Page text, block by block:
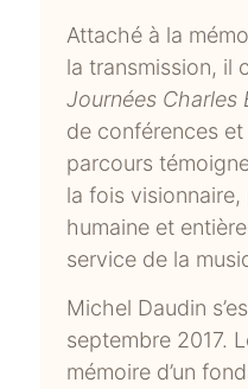
Attaché à la
la transmission, il
Journées Charles
de conférences
parcours
la fois
humaine et
service de la
Michel Daudin
septembre 2017.
mémoire d’un